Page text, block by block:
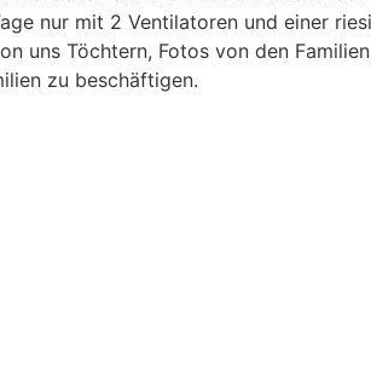
nur mit 2 Ventilatoren und einer
uns Töchtern, Fotos von den
zu beschäftigen.